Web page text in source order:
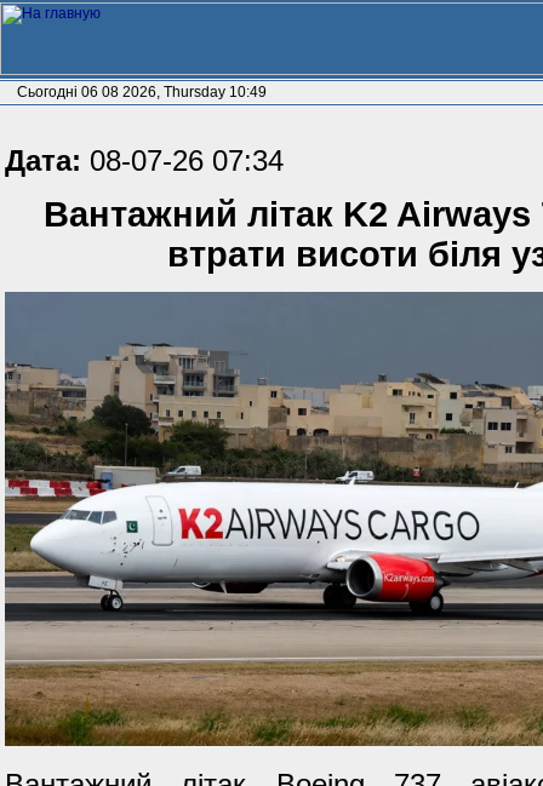
Сьогодні 06 08 2026, Thursday 10:49
Дата: 08-07-26 07:34
Вантажний літак K2 Airways
втрати висоти біля